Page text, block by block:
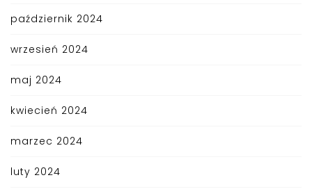
październik 2024
wrzesień 2024
maj 2024
kwiecień 2024
marzec 2024
luty 2024